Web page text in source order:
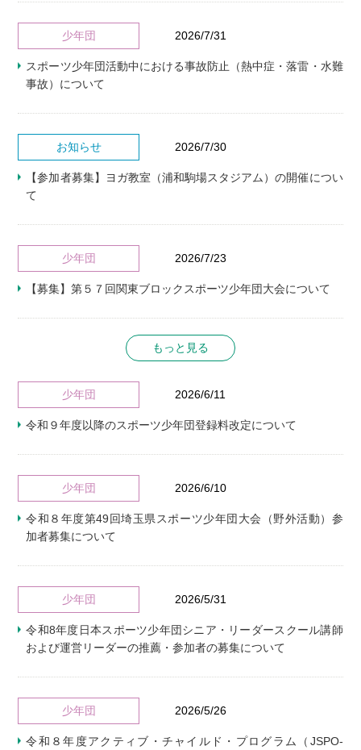
少年団 2026/7/31
スポーツ少年団活動中における事故防止（熱中症・落雷・水難
事故）について
お知らせ 2026/7/30
【参加者募集】ヨガ教室（浦和駒場スタジアム）の開催につい
て
少年団 2026/7/23
【募集】第５７回関東ブロックスポーツ少年団大会について
もっと見る
少年団 2026/6/11
令和９年度以降のスポーツ少年団登録料改定について
少年団 2026/6/10
令和８年度第49回埼玉県スポーツ少年団大会（野外活動）参
加者募集について
少年団 2026/5/31
令和8年度日本スポーツ少年団シニア・リーダースクール講師
および運営リーダーの推薦・参加者の募集について
少年団 2026/5/26
令和８年度アクティブ・チャイルド・プログラム（JSPO-